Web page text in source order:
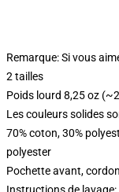
Remarque: Si vous
2 tailles
Poids lourd 8,25 oz
Les couleurs solides
70% coton, 30%
polyester
Pochette avant,